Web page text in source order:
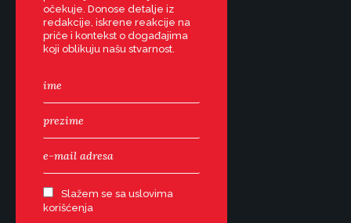
očekuje. Donose detalje iz
redakcije, iskrene reakcije na
priče i kontekst o događajima
koji oblikuju našu stvarnost.
Slažem se sa uslovima
korišćenja